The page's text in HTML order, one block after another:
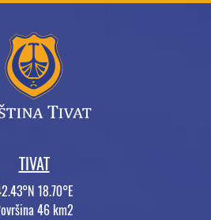
TIVAT
18.70°E
46 km2